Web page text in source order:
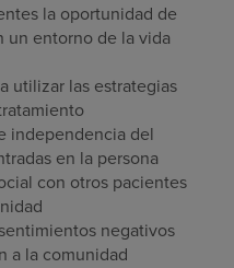
la oportunidad de
un entorno de la vida
utilizar las estrategias
independencia del
en la persona
con otros pacientes
negativos
a la comunidad